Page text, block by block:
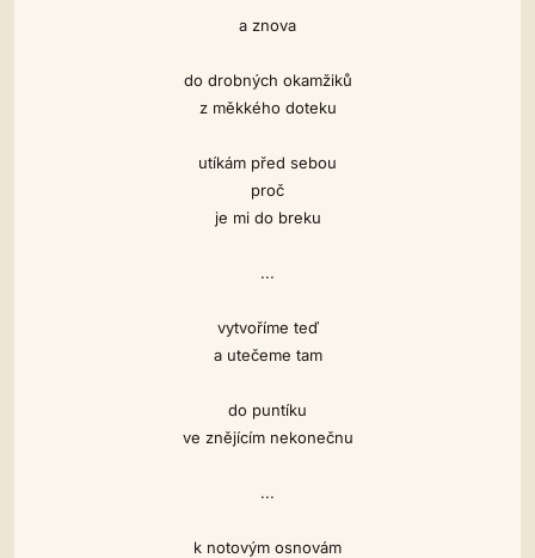
a znova
do drobných okamžiků
z měkkého doteku
utíkám před sebou
proč
je mi do breku
...
vytvoříme teď
a utečeme tam
do puntíku
ve znějícím nekonečnu
...
k notovým osnovám